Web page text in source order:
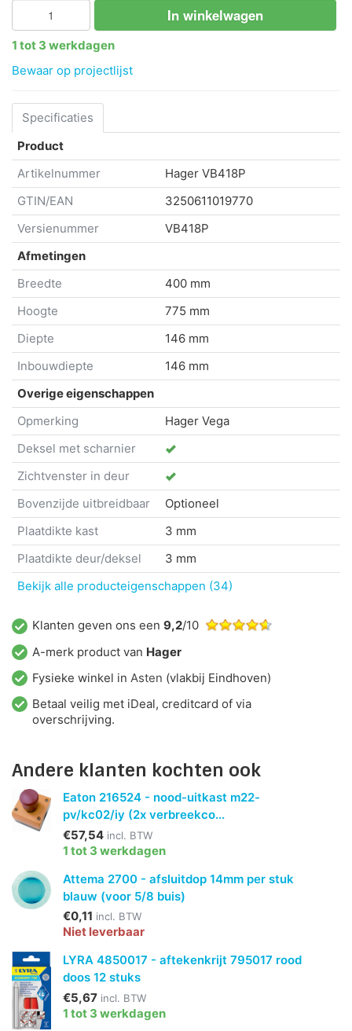
In winkelwagen
1 tot 3 werkdagen
Bewaar op projectlijst
Specificaties
Product
Artikelnummer
Hager VB418P
GTIN/EAN
3250611019770
Versienummer
VB418P
Afmetingen
Breedte
400 mm
Hoogte
775 mm
Diepte
146 mm
Inbouwdiepte
146 mm
Overige eigenschappen
Opmerking
Hager Vega
Deksel met scharnier
Zichtvenster in deur
Bovenzijde uitbreidbaar
Optioneel
Plaatdikte kast
3 mm
Plaatdikte deur/deksel
3 mm
Bekijk alle producteigenschappen (34)
Klanten geven ons een 9,2/10
A-merk product van Hager
Fysieke winkel in Asten (vlakbij Eindhoven)
Betaal veilig met iDeal, creditcard of via
overschrijving.
Andere klanten kochten ook
Eaton 216524 - nood-uitkast m22-
pv/kc02/iy (2x verbreekco...
€57,54 incl. BTW
1 tot 3 werkdagen
Attema 2700 - afsluitdop 14mm per stuk
blauw (voor 5/8 buis)
€0,11 incl. BTW
Niet leverbaar
LYRA 4850017 - aftekenkrijt 795017 rood
doos 12 stuks
€5,67 incl. BTW
1 tot 3 werkdagen